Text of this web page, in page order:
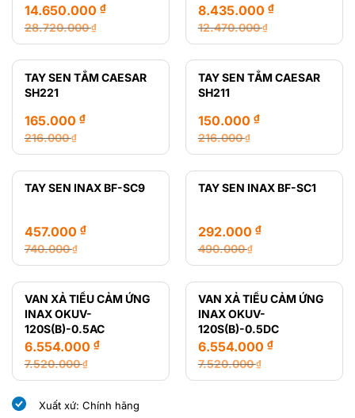
28.720.000₫
Giá
gốc
là:
28.720.000 ₫.
14.650.000 ₫
Giá
hiện
tại
là:
12.470.000₫
Giá
gốc
là:
12.470.000 ₫.
8.435.000 ₫
Giá
hiện
tại
là:
TAY SEN TẮM CAESAR
SH221
216.000₫
Giá
gốc
là:
165.000 ₫
Giá
hiện
tại
TAY SEN TẮM CAESAR
SH211
216.000₫
Giá
gốc
là:
150.000 ₫
Giá
hiện
tại
TAY SEN INAX BF-SC9
740.000₫
Giá
gốc
là:
740.000 ₫.
457.000 ₫
Giá
hiện
tại
là:
457.000 ₫.
TAY SEN INAX BF-SC1
490.000₫
Giá
gốc
là:
490.000 ₫.
292.000 ₫
Giá
hiện
tại
là:
292.000 ₫.
VAN XẢ TIỂU CẢM ỨNG
INAX OKUV-
120S(B)-0.5AC
7.520.000₫
Giá
gốc
là:
6.554.000 ₫
Giá
hiện
tại
VAN XẢ TIỂU CẢM ỨNG
INAX OKUV-
120S(B)-0.5DC
7.520.000₫
Giá
6.554.000 ₫
Giá
Xuất xứ: Chính hãng